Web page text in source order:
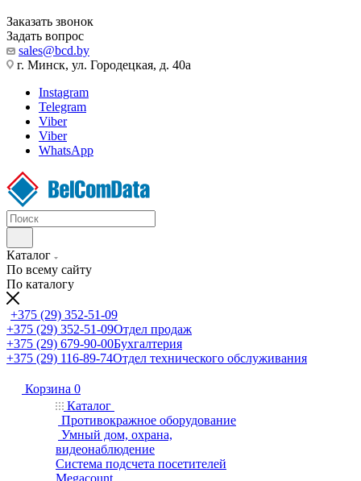
Заказать звонок
Задать вопрос
sales@bcd.by
г. Минск, ул. Городецкая, д. 40а
Instagram
Telegram
Viber
Viber
WhatsApp
Каталог
По всему сайту
По каталогу
+375 (29) 352-51-09
+375 (29) 352-51-09Отдел продаж
+375 (29) 679-90-00Бухгалтерия
+375 (29) 116-89-74Отдел технического обслуживания
Корзина 0
Каталог
Противокражное оборудование
Умный дом, охрана,
видеонаблюдение
Система подсчета посетителей
Megacount